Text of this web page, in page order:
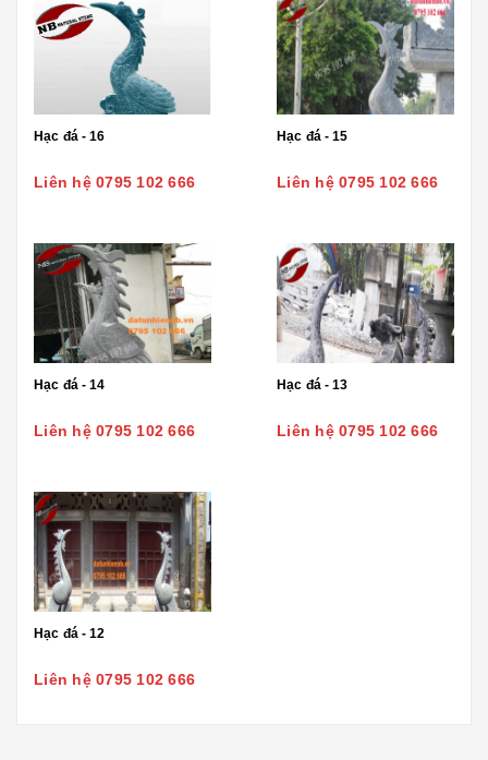
Hạc đá - 16
Liên hệ 0795 102 666
Hạc đá - 15
Liên hệ 0795 102 666
Hạc đá - 14
Liên hệ 0795 102 666
Hạc đá - 13
Liên hệ 0795 102 666
Hạc đá - 12
Liên hệ 0795 102 666